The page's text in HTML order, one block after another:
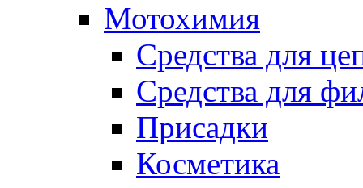
Мотохимия
Средства для
Средства для
Присадки
Косметика